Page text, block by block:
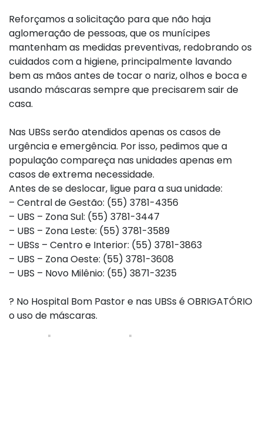
Reforçamos a solicitação para que não haja
aglomeração de pessoas, que os munícipes
mantenham as medidas preventivas, redobrando os
cuidados com a higiene, principalmente lavando
bem as mãos antes de tocar o nariz, olhos e boca e
usando máscaras sempre que precisarem sair de
casa.
Nas UBSs serão atendidos apenas os casos de
urgência e emergência. Por isso, pedimos que a
população compareça nas unidades apenas em
casos de extrema necessidade.
Antes de se deslocar, ligue para a sua unidade:
– Central de Gestão: (55) 3781-4356
– UBS – Zona Sul: (55) 3781-3447
– UBS – Zona Leste: (55) 3781-3589
– UBSs – Centro e Interior: (55) 3781-3863
– UBS – Zona Oeste: (55) 3781-3608
– UBS – Novo Milênio: (55) 3871-3235
? No Hospital Bom Pastor e nas UBSs é OBRIGATÓRIO
o uso de máscaras.